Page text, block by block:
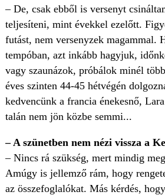
– De, csak ebből is versenyt
teljesíteni, mint évekkel ezelőtt.
futást, nem versenyzek
tempóban, azt inkább hagyjuk,
vagy szaunázok, próbálok minél
éves szinten 44-45 hétvégén
kedvencünk a francia énekesnő,
talán nem jön közbe semmi...
– A szünetben nem nézi vissza a
– Nincs rá szükség, mert mindig
Amúgy is jellemző rám, hogy
az összefoglalókat. Más kérdés,